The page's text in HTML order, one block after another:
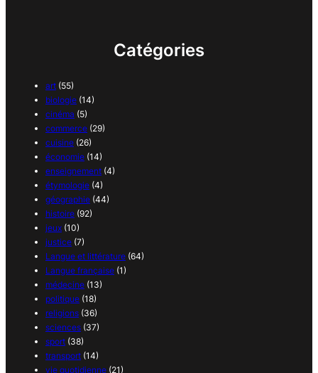
Catégories
art (55)
biologie (14)
cinéma (5)
commerce (29)
cuisine (26)
économie (14)
enseignement (4)
étymologie (4)
géographie (44)
histoire (92)
jeux (10)
justice (7)
Langue et littérature (64)
Langue française (1)
médecine (13)
politique (18)
religions (36)
sciences (37)
sport (38)
transport (14)
vie quotidienne (21)